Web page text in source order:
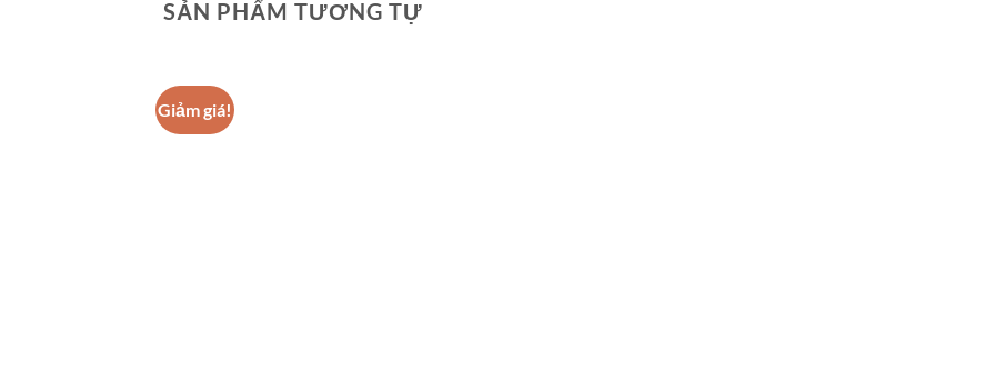
SẢN PHẨM TƯƠNG TỰ
Giảm giá!